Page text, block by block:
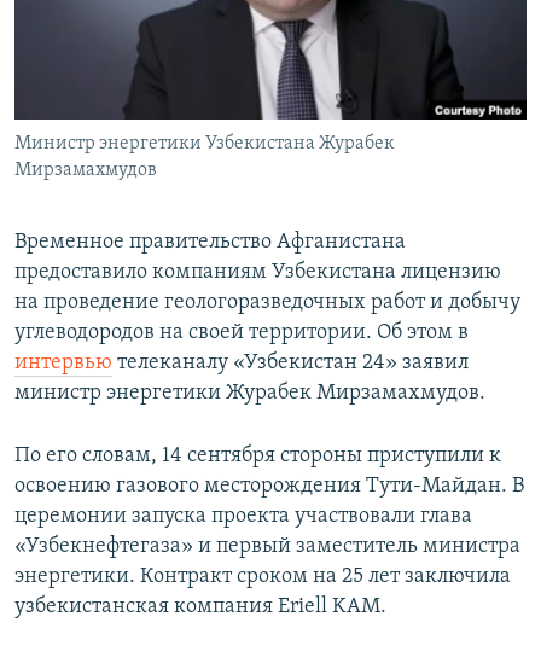
Министр энергетики Узбекистана Журабек
Мирзамахмудов
Временное правительство Афганистана
предоставило компаниям Узбекистана лицензию
на проведение геологоразведочных работ и добычу
углеводородов на своей территории. Об этом в
интервью телеканалу «Узбекистан 24» заявил
министр энергетики Журабек Мирзамахмудов.
По его словам, 14 сентября стороны приступили к
освоению газового месторождения Тути-Майдан. В
церемонии запуска проекта участвовали глава
«Узбекнефтегаза» и первый заместитель министра
энергетики. Контракт сроком на 25 лет заключила
узбекистанская компания Eriell KAM.